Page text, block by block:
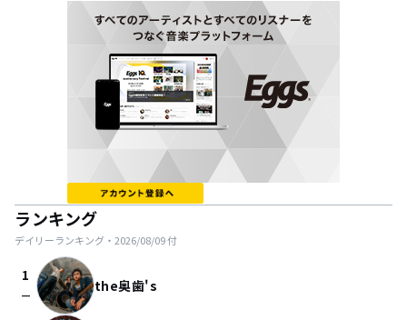
ランキング
デイリーランキング・ 2026/08/09付
1
check_indeterminate_small the奥歯's